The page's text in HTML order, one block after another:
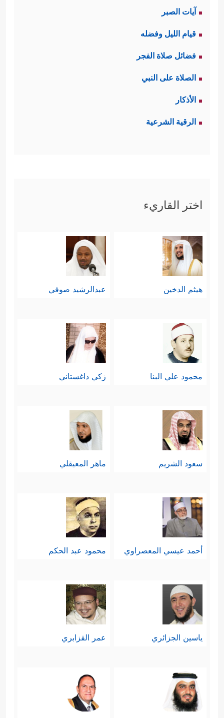
آيات الصبر
قيام الليل وفضله
فضائل صلاة الفجر
الصلاة على النبي
الأذكار
الرقية الشرعية
اختر القاريء
هيثم الدخين عبدالرشيد صوفي
محمود علي البنا زكي داغستاني
سعود الشريم ماهر المعيقلي
أحمد عيسي المعصراوي محمود عبد الحكم
ياسين الجزائري عمر القزابري